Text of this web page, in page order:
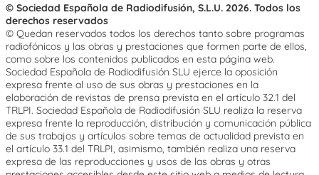
© Sociedad Española de Radiodifusión, S.L.U. 2026. Todos los
derechos reservados
© Quedan reservados todos los derechos tanto sobre programas
radiofónicos y las obras y prestaciones que formen parte de ellos,
como sobre los contenidos publicados en esta página web.
Sociedad Española de Radiodifusión SLU ejerce la oposición
expresa frente al uso de sus obras y prestaciones en la
elaboración de revistas de prensa prevista en el artículo 32.1 del
TRLPI. Sociedad Española de Radiodifusión SLU realiza la reserva
expresa frente la reproducción, distribución y comunicación pública
de sus trabajos y artículos sobre temas de actualidad prevista en
el artículo 33.1 del TRLPI, asimismo, también realiza una reserva
expresa de las reproducciones y usos de las obras y otras